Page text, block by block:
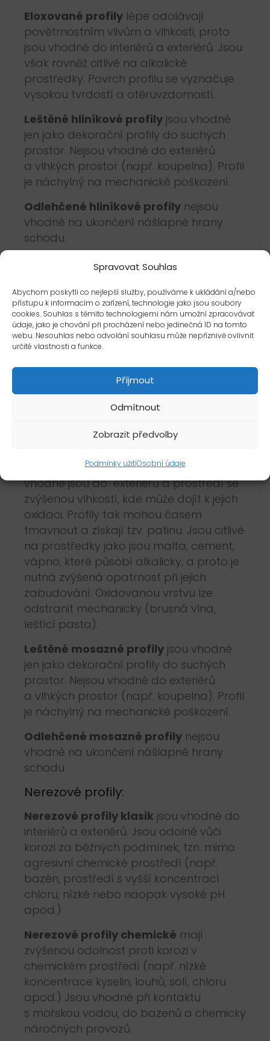
Spravovat Souhlas
Abychom poskytli co nejlepší služby, používáme k ukládání a/nebo
přístupu k informacím o zařízení, technologie jako jsou soubory
cookies. Souhlas s těmito technologiemi nám umožní zpracovávat
údaje, jako je chování při procházení nebo jedinečná ID na tomto
webu. Nesouhlas nebo odvolání souhlasu může nepříznivě ovlivnit
určité vlastnosti a funkce.
Příjmout
Odmítnout
Zobrazit předvolby
Podmínky užitíOsobní údaje
Eloxované profilylépe odolávají
povětrnostním vlivům a vlhkosti, proto
jsou vhodné do interiérů a exteriérů. Jsou
však rovněž citlivé na alkalické
prostředky. Povrch profilu se vyznačuje
vysokou tvrdostí a otěruvzdorností.
Leštěné hliníkové profilyjsou vhodné
jen jako dekorační profily do suchých
prostor. Nejsou vhodné do exteriérů
a vlhkých prostor (např. koupelna). Profil
je náchylný na mechanické poškození.
Odlehčené hliníkové profilynejsou
vhodné na ukončení nášlapné hrany
schodu.
Komaxitované profilyodolávají
jsou barevně stálé. Povrch profilu je
nutné chránit proti mechanickému
poškození (poškrábání), je citlivý na
kyselé a alkalické prostředky a
komaxitovaného profilu umístit mimo
kontakt s vlhkostí.
Mosazné profily:
profily. Jsou vhodné do interiérů, méně
vhodné jsou do exteriérů a prostředí se
zvýšenou vlhkostí, kde může dojít k jejich
oxidaci. Profily tak mohou časem
tmavnout a získají tzv. patinu. Jsou citlivé
na prostředky jako jsou malta, cement,
vápno, které působí alkalicky, a proto je
nutná zvýšená opatrnost při jejich
zabudování. Oxidovanou vrstvu lze
odstranit mechanicky (brusná vlna,
leštící pasta).
Leštěné mosazné profilyjsou vhodné
jen jako dekorační profily do suchých
prostor. Nejsou vhodné do exteriérů
a vlhkých prostor (např. koupelna). Profil
je náchylný na mechanické poškození.
Odlehčené mosazné profilynejsou
vhodné na ukončení nášlapné hrany
schodu
Nerezové profily:
Nerezové profily klasikjsou vhodné do
interiérů a exteriérů. Jsou odolné vůči
korozi za běžných podmínek, tzn. mimo
agresivní chemické prostředí (např.
bazén, prostředí s vyšší koncentrací
chloru, nízké nebo naopak vysoké pH
apod.)
Nerezové profily chemické mají
zvýšenou odolnost proti korozi v
chemickém prostředí (např. nízké
koncentrace kyselin, louhů, solí, chloru
apod.) Jsou vhodné při kontaktu
s mořskou vodou, do bazenů a chemicky
náročných provozů.